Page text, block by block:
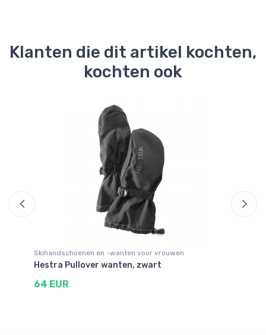
Klanten die dit artikel kochten,
kochten ook
Skihandschoenen en -wanten voor vrouwen
Hestra Pullover wanten, zwart
64 EUR